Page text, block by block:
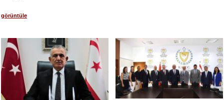
görüntüle